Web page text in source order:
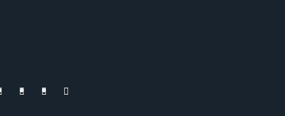
FacebookTwitterYouTubeInstagram